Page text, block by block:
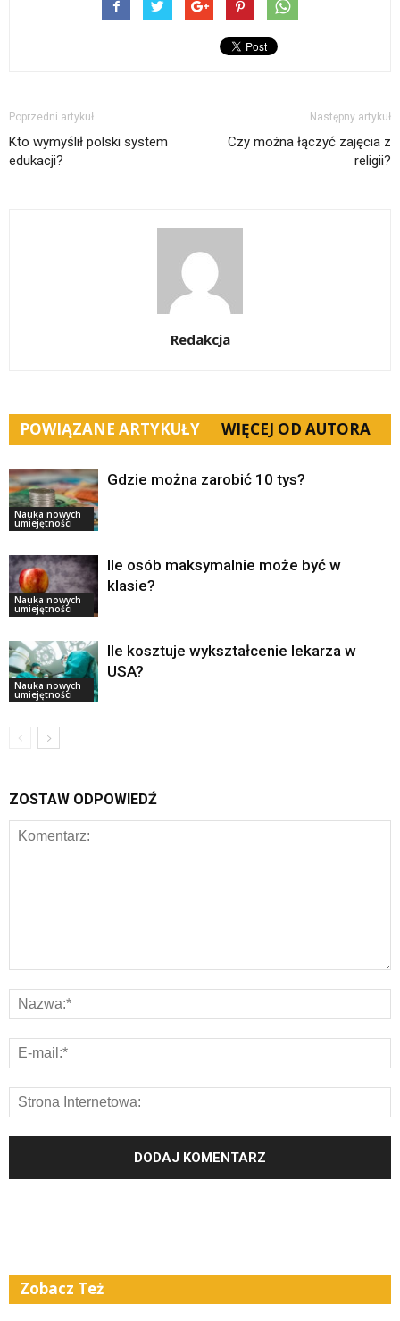
Poprzedni artykuł
Kto wymyślił polski system
edukacji?
Następny artykuł
Czy można łączyć zajęcia z
religii?
Redakcja
POWIĄZANE ARTYKUŁY WIĘCEJ OD AUTORA
Nauka nowych
umiejętności
Gdzie można zarobić 10 tys?
Nauka nowych
umiejętności
Ile osób maksymalnie może być w
klasie?
Nauka nowych
umiejętności
Ile kosztuje wykształcenie lekarza w
USA?
ZOSTAW ODPOWIEDŹ
Zobacz Też